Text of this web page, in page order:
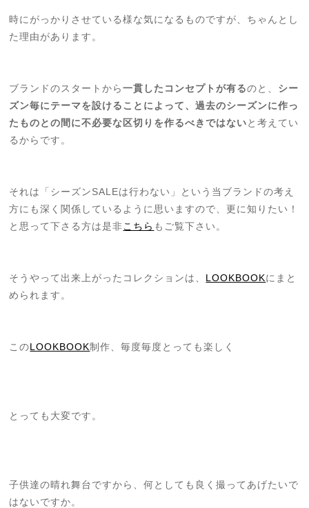
時にがっかりさせている様な気になるものですが、ちゃんとし
た理由があります。
ブランドのスタートから一貫したコンセプトが有るのと、 シー
ズン毎にテーマを設けることによって、過去のシーズンに作っ
たものとの間に不必要な区切りを作るべきではないと考えてい
るからです。
それは「シーズンSALEは行わない」という当ブランドの考え
方にも深く関係しているように思いますので、更に知りたい！
と思って下さる方は是非こちら もご覧下さい。
そうやって出来上がったコレクションは、 LOOKBOOKにまと
められます。
このLOOKBOOK制作、毎度毎度とっても楽しく
とっても大変です。
子供達の晴れ舞台ですから、何としても良く撮ってあげたいで
はないですか。